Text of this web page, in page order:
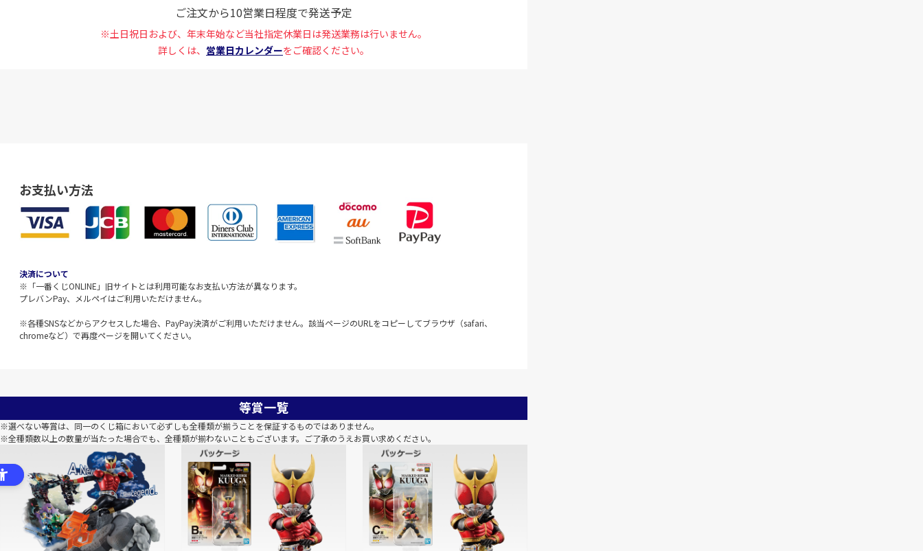
ご注文から10営業日程度で発送予定
※土日祝日および、年末年始など当社指定休業日は発送業務は行いません。
詳しくは、 営業日カレンダーをご確認ください。
お支払い方法
決済について
※「一番くじONLINE」旧サイトとは利用可能なお支払い方法が異なります。
プレバンPay、メルペイはご利用いただけません。
※各種SNSなどからアクセスした場合、PayPay決済がご利用いただけません。該当ページのURLをコピーしてブラウザ（safari、
chromeなど）で再度ページを開いてください。
等賞一覧
※選べない等賞は、同一のくじ箱において必ずしも全種類が揃うことを保証するものではありません。
※全種類数以上の数量が当たった場合でも、全種類が揃わないこともございます。ご了承のうえお買い求めください。